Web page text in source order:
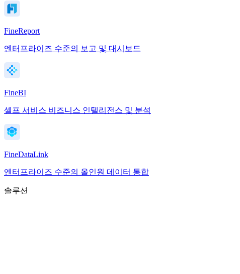
FineReport
엔터프라이즈 수준의 보고 및 대시보드
FineBI
셀프 서비스 비즈니스 인텔리전스 및 분석
FineDataLink
엔터프라이즈 수준의 올인원 데이터 통합
솔루션